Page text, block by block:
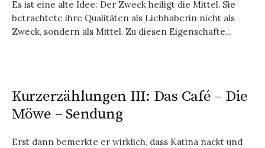
Es ist eine alte Idee: Der Zweck heiligt die Mittel. Sie
betrachtete ihre Qualitäten als Liebhaberin nicht als
Zweck, sondern als Mittel. Zu diesen Eigenschafte...
Kurzerzählungen III: Das Café – Die
Möwe – Sendung
Erst dann bemerkte er wirklich, dass Katina nackt und